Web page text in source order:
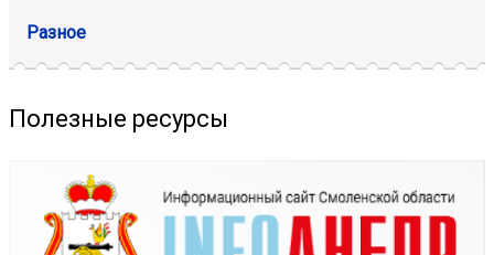
Разное
Полезные ресурсы